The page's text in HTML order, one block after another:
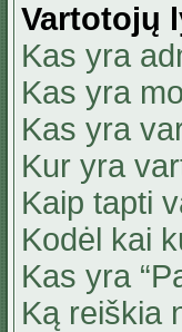
Vartotojų
Kas yra
Kas yra
Kas yra
Kur yra
Kaip tapti
Kodėl kai
Kas yra
Ką reiškia